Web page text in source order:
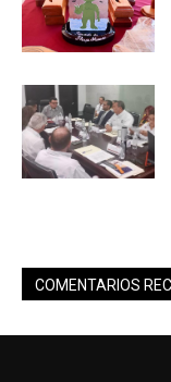
COMENTARIOS